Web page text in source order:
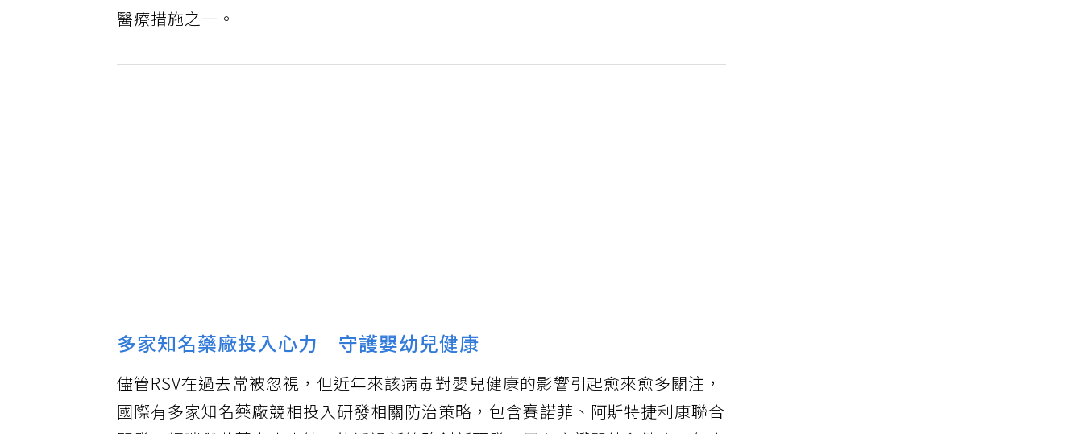
醫療措施之一。
多家知名藥廠投入心力 守護嬰幼兒健康
儘管RSV在過去常被忽視，但近年來該病毒對嬰兒健康的影響引起愈來愈多關注，
國際有多家知名藥廠競相投入研發相關防治策略，包含賽諾菲、阿斯特捷利康聯合